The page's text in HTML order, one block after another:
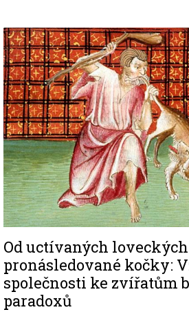
Image
Od uctívaných loveckých
pronásledované kočky:
společnosti ke zvířatům
paradoxů